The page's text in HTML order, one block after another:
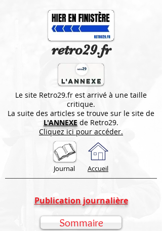
retro29.fr
Le site Retro29.fr est arrivé à une taille
critique.
La suite des articles se trouve sur le site de
L'ANNEXE de Retro29.
Cliquez ici pour accéder.
Journal Accueil
Publication journalière
Sommaire